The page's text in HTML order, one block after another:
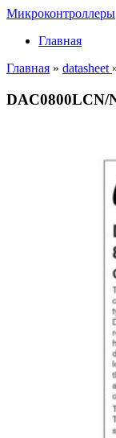
Микроконтроллеры
Главная
Главная » datasheet
DAC0800LCN/